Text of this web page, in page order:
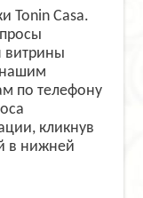
Tonin Casa.
витрины
по телефону
кликнув
в нижней